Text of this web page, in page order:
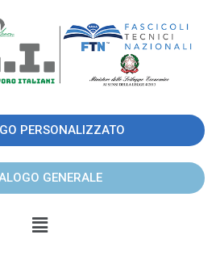
PERSONALIZZATO
GENERALE